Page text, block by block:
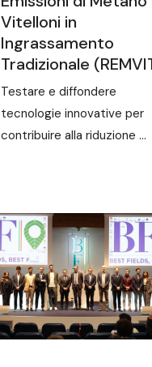
Vitelloni in
Ingrassamento
Tradizionale
Testare e diffondere
tecnologie innovative per
contribuire alla riduzione ...